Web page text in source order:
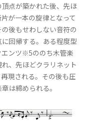
点が築かれた後、先ほ
が一本の旋律となって
後もせわしない音符の
回帰する。ある程度型
エンツ※5ののち木管楽
、先ほどクラリネット
現される。その後も圧
は締められる。